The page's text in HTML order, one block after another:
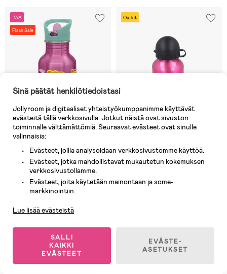
-13%
Flash Sale
Varastossa
Ryhmä Hau Girls Alumiini
Juomapullo 545ml,
12,90 €
Ovh: 20,90 €
Outlet
Varastossa
L.O.L Surprise! Juomapullo
1
Sinä päätät henkilötiedoistasi
Jollyroom ja digitaaliset yhteistyökumppanimme käyttävät
evästeitä tällä verkkosivulla. Jotkut näistä ovat sivuston
toiminnalle välttämättömiä. Seuraavat evästeet ovat sinulle
valinnaisia:
Evästeet, joilla analysoidaan verkkosivustomme käyttöä.
Evästeet, jotka mahdollistavat mukautetun kokemuksen
verkkosivustollamme.
Evästeet, joita käytetään mainontaan ja some-
markkinointiin.
Lue lisää evästeistä
SALLI
KAIKKI
EVÄSTEET
EVÄSTE-
ASETUKSET